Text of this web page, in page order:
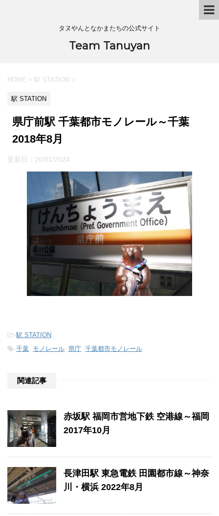
タヌやんとなかまたちの公式サイト
Team Tanuyan
HOME > 駅 STATION >
駅 STATION
県庁前駅 千葉都市モノレール～千葉
2018年8月
更新日： 26/01/2024
-駅 STATION
-千葉 モノレール 県庁 千葉都市モノレール
関連記事
赤坂駅 福岡市営地下鉄 空港線～福岡
2017年10月
長津田駅 東急電鉄 田園都市線～神奈
川・横浜 2022年8月